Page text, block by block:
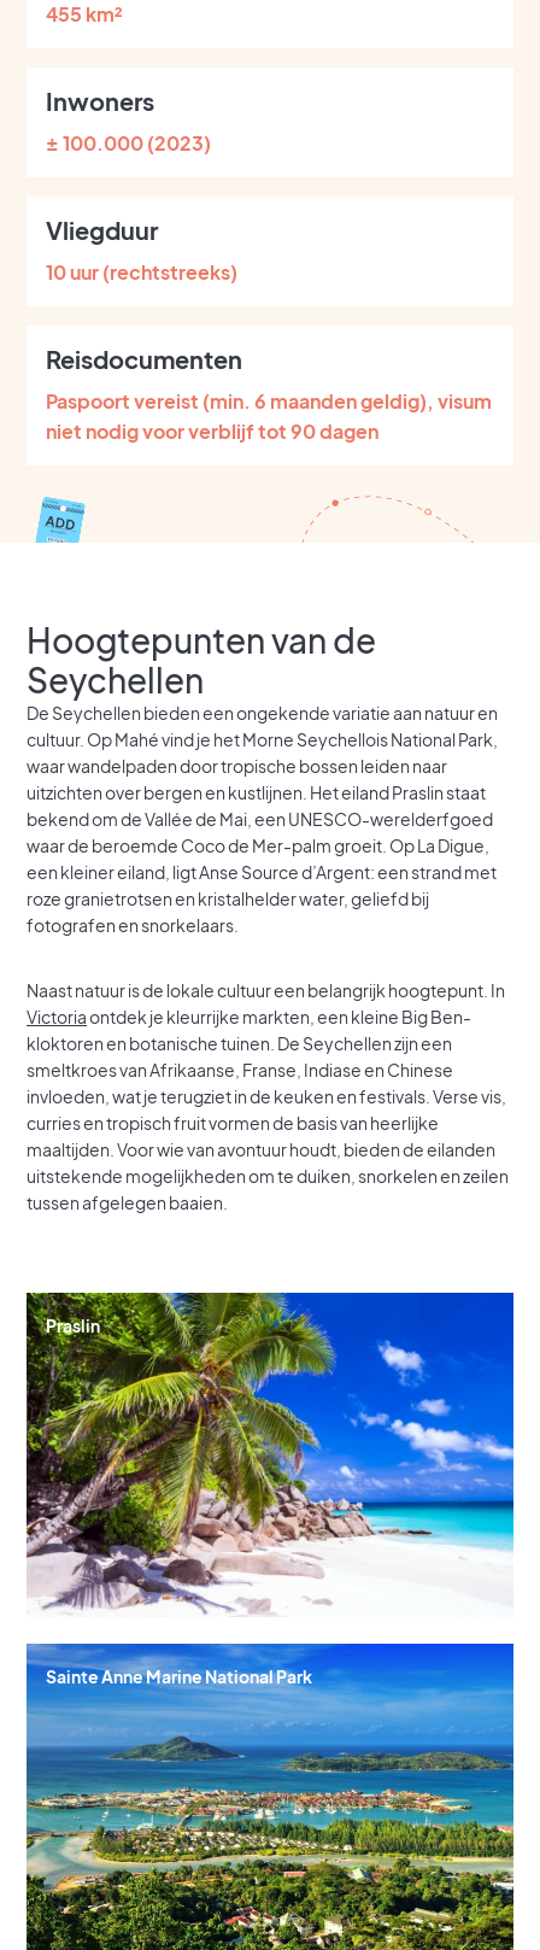
455 km²
Inwoners
± 100.000 (2023)
Vliegduur
10 uur (rechtstreeks)
Reisdocumenten
Paspoort vereist (min. 6 maanden geldig), visum
niet nodig voor verblijf tot 90 dagen
Hoogtepunten van de
Seychellen
De Seychellen bieden een ongekende variatie aan natuur en
cultuur. Op Mahé vind je het Morne Seychellois National Park,
waar wandelpaden door tropische bossen leiden naar
uitzichten over bergen en kustlijnen. Het eiland Praslin staat
bekend om de Vallée de Mai, een UNESCO-werelderfgoed
waar de beroemde Coco de Mer-palm groeit. Op La Digue,
een kleiner eiland, ligt Anse Source d’Argent: een strand met
roze granietrotsen en kristalhelder water, geliefd bij
fotografen en snorkelaars.
Naast natuur is de lokale cultuur een belangrijk hoogtepunt. In
Victoriaontdek je kleurrijke markten, een kleine Big Ben-
kloktoren en botanische tuinen. De Seychellen zijn een
smeltkroes van Afrikaanse, Franse, Indiase en Chinese
invloeden, wat je terugziet in de keuken en festivals. Verse vis,
curries en tropisch fruit vormen de basis van heerlijke
maaltijden. Voor wie van avontuur houdt, bieden de eilanden
uitstekende mogelijkheden om te duiken, snorkelen en zeilen
tussen afgelegen baaien.
Praslin
Sainte Anne Marine National Park